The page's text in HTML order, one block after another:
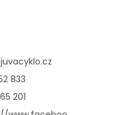
juvacyklo.cz
833
201